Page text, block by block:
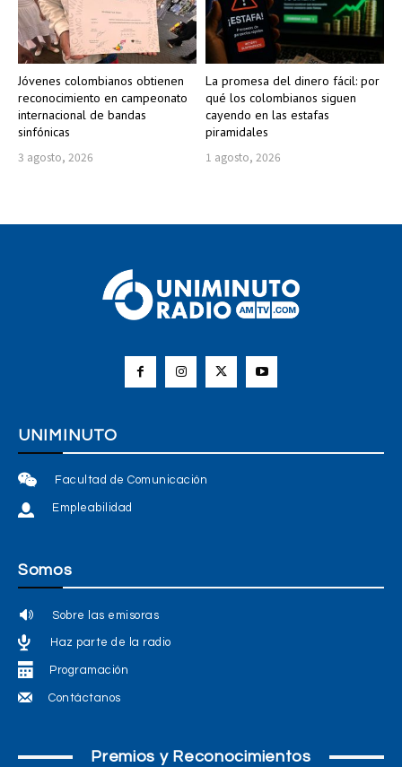
Jóvenes colombianos obtienen
reconocimiento en campeonato
internacional de bandas
sinfónicas
3 agosto, 2026
La promesa del dinero fácil: por
qué los colombianos siguen
cayendo en las estafas
piramidales
1 agosto, 2026
UNIMINUTO
Facultad de Comunicación
Empleabilidad
Somos
Sobre las emisoras
Haz parte de la radio
Programación
Contáctanos
Premios y Reconocimientos